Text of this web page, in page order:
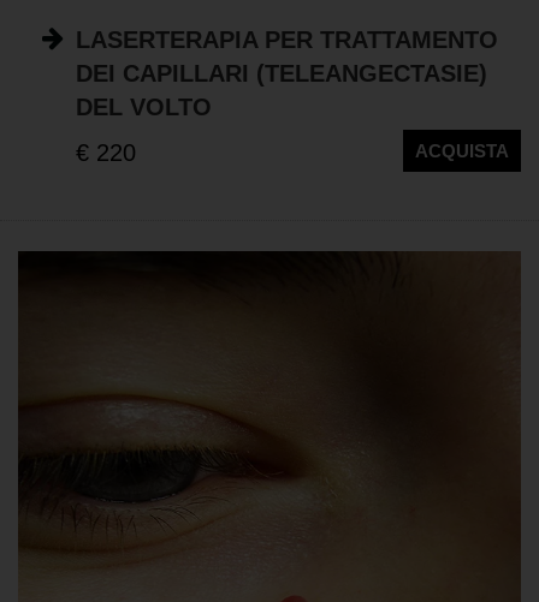
LASERTERAPIA PER TRATTAMENTO
DEI CAPILLARI (TELEANGECTASIE)
DEL VOLTO
€ 220
ACQUISTA